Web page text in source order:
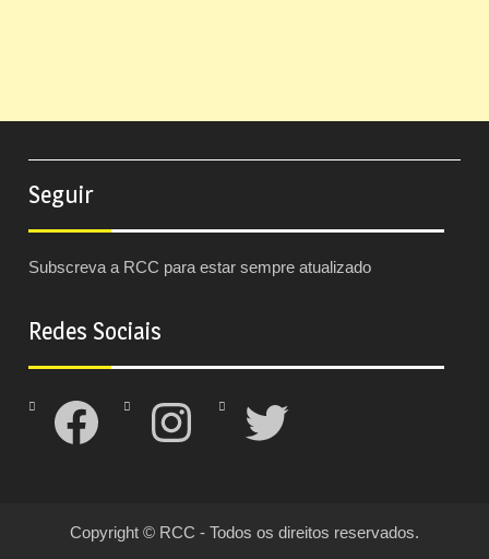
Seguir
Subscreva a RCC para estar sempre atualizado
Redes Sociais
Facebook Instagram Twitter
Copyright © RCC - Todos os direitos reservados.